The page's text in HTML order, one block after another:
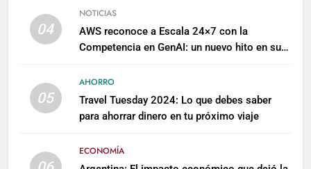
04
NOTICIAS
AWS reconoce a Escala 24×7 con la
Competencia en GenAI: un nuevo hito en su
05
AHORRO
Travel Tuesday 2024: Lo que debes saber
para ahorrar dinero en tu próximo viaje
ECONOMÍA